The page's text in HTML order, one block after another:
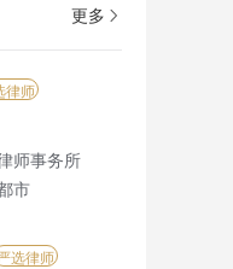
更多
律师
师事务所
市
选律师